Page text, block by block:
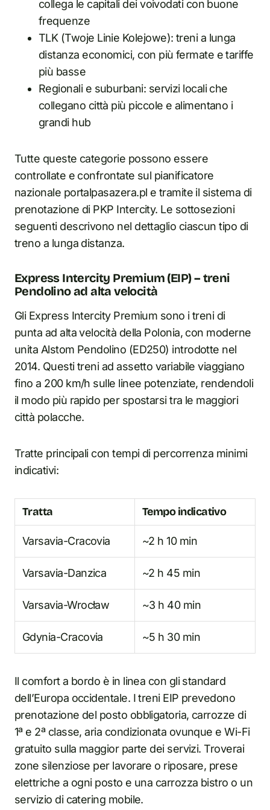
collega le capitali dei voivodati con buone
frequenze
TLK (Twoje Linie Kolejowe): treni a lunga
distanza economici, con più fermate e tariffe
più basse
Regionali e suburbani: servizi locali che
collegano città più piccole e alimentano i
grandi hub
Tutte queste categorie possono essere
controllate e confrontate sul pianificatore
nazionale portalpasazera.pl e tramite il sistema di
prenotazione di PKP Intercity. Le sottosezioni
seguenti descrivono nel dettaglio ciascun tipo di
treno a lunga distanza.
Express Intercity Premium (EIP) – treni
Pendolino ad alta velocità
Gli Express Intercity Premium sono i treni di
punta ad alta velocità della Polonia, con moderne
unita Alstom Pendolino (ED250) introdotte nel
2014. Questi treni ad assetto variabile viaggiano
fino a 200 km/h sulle linee potenziate, rendendoli
il modo più rapido per spostarsi tra le maggiori
città polacche.
Tratte principali con tempi di percorrenza minimi
indicativi:
Tratta Tempo indicativo
Varsavia-Cracovia ~2 h 10 min
Varsavia-Danzica ~2 h 45 min
Varsavia-Wrocław ~3 h 40 min
Gdynia-Cracovia ~5 h 30 min
Il comfort a bordo è in linea con gli standard
dell’Europa occidentale. I treni EIP prevedono
prenotazione del posto obbligatoria, carrozze di
1ª e 2ª classe, aria condizionata ovunque e Wi-Fi
gratuito sulla maggior parte dei servizi. Troverai
zone silenziose per lavorare o riposare, prese
elettriche a ogni posto e una carrozza bistro o un
servizio di catering mobile.